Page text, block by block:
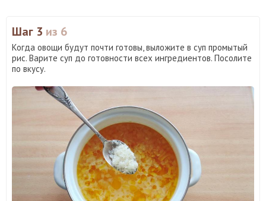
Шаг 3 из 6
Когда овощи будут почти готовы, выложите в суп промытый
рис. Варите суп до готовности всех ингредиентов. Посолите
по вкусу.